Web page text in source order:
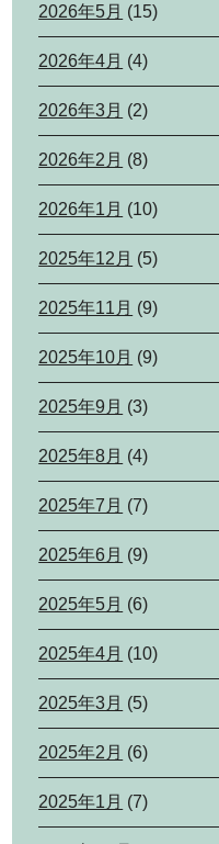
2026年5月 (15)
2026年4月 (4)
2026年3月 (2)
2026年2月 (8)
2026年1月 (10)
2025年12月 (5)
2025年11月 (9)
2025年10月 (9)
2025年9月 (3)
2025年8月 (4)
2025年7月 (7)
2025年6月 (9)
2025年5月 (6)
2025年4月 (10)
2025年3月 (5)
2025年2月 (6)
2025年1月 (7)